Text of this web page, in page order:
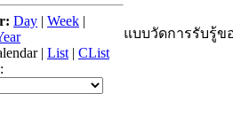
Day | Week |
| List | CList
แบบวัดการรับรู้ข